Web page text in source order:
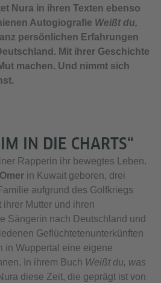
Nura in ihren Texten ebenso
Autogiografie Weißt du,
persönlichen Erfahrungen
Mit ihrer Geschichte
machen. Und nimmt sich
IN DIE CHARTS“
Rapperin ihr bewegtes Leben.
in Kuwait geboren, drei
aufgrund des Golfkriegs
Mutter und ihren
Sängerin nach Deutschland und
Geflüchtetenunterkünften
in Wuppertal eine eigene
In ihrem Buch Weißt du, was
diese Zeit, die geprägt ist von